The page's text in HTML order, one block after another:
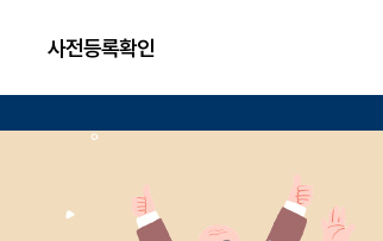
사전등록확인